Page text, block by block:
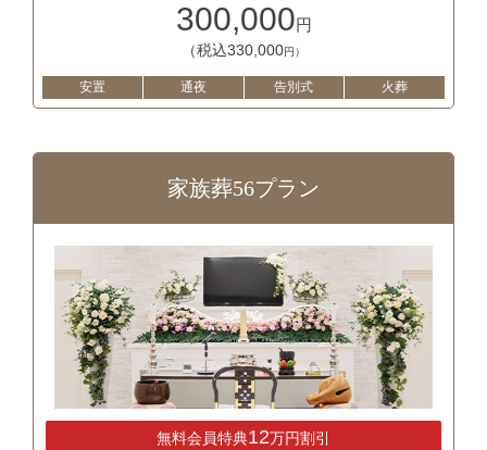
300,000円
（税込330,000円）
安置 通夜 告別式 火葬
家族葬56プラン
無料会員特典12万円割引